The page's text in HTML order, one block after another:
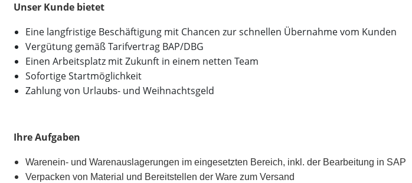
Unser Kunde bietet
Eine langfristige Beschäftigung mit Chancen zur schnellen Übernahme vom Kunden
Vergütung gemäß Tarifvertrag BAP/DBG
Einen Arbeitsplatz mit Zukunft in einem netten Team
Sofortige Startmöglichkeit
Zahlung von Urlaubs- und Weihnachtsgeld
Ihre Aufgaben
Warenein- und Warenauslagerungen im eingesetzten Bereich, inkl. der Bearbeitung in SAP
Verpacken von Material und Bereitstellen der Ware zum Versand